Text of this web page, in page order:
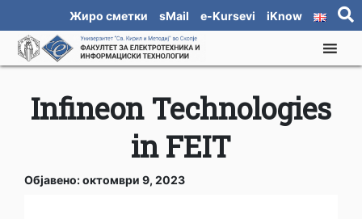
Жиро сметки sMail e-Kursevi iKnow
Infineon Technologies
in FEIT
Објавено: октомври 9, 2023